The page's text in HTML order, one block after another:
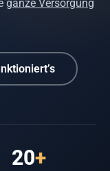
ganze Versorgung
20+